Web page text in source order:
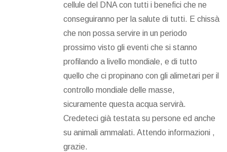
cellule del DNA con tutti i benefici che ne
conseguiranno per la salute di tutti. E chissà
che non possa servire in un periodo
prossimo visto gli eventi che si stanno
profilando a livello mondiale, e di tutto
quello che ci propinano con gli alimetari per il
controllo mondiale delle masse,
sicuramente questa acqua servirà.
Credeteci già testata su persone ed anche
su animali ammalati. Attendo informazioni ,
grazie.